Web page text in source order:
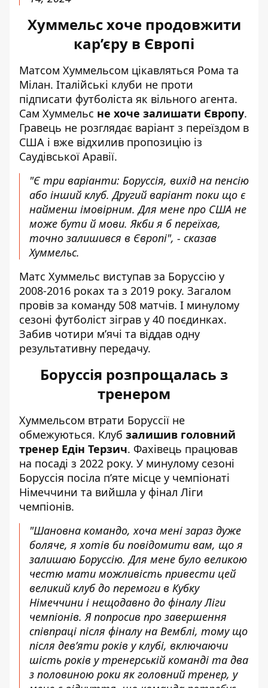
Хуммельс хоче продовжити
кар’єру в Європі
Матсом Хуммельсом цікавляться Рома та
Мілан. Італійські клуби не проти
підписати футболіста як вільного агента.
Сам Хуммельс не хоче залишати Європу.
Гравець не розглядає варіант з переїздом в
США і вже відхилив пропозицію із
Саудівської Аравії.
"Є три варіанти: Боруссія, вихід на пенсію
або інший клуб. Другий варіант поки що є
найменш імовірним. Для мене про США не
може бути й мови. Якби я б переїхав,
точно залишився в Європі", - сказав
Хуммельс.
Матс Хуммельс виступав за Боруссію у
2008-2016 роках та з 2019 року. Загалом
провів за команду 508 матчів. І минулому
сезоні футболіст зіграв у 40 поєдинках.
Забив чотири м’ячі та віддав одну
результативну передачу.
Боруссія розпрощалась з
тренером
Хуммельсом втрати Боруссії не
обмежуються. Клуб залишив головний
тренер Едін Терзич. Фахівець працював
на посаді з 2022 року. У минулому сезоні
Боруссія посіла п’яте місце у чемпіонаті
Німеччини та вийшла у фінал Ліги
чемпіонів.
"Шановна командо, хоча мені зараз дуже
боляче, я хотів би повідомити вам, що я
залишаю Боруссію. Для мене було великою
честю мати можливість привести цей
великий клуб до перемоги в Кубку
Німеччини і нещодавно до фіналу Ліги
чемпіонів. Я попросив про завершення
співпраці після фіналу на Вемблі, тому що
після дев’яти років у клубі, включаючи
шість років у тренерській команді та два
з половиною роки як головний тренер, у